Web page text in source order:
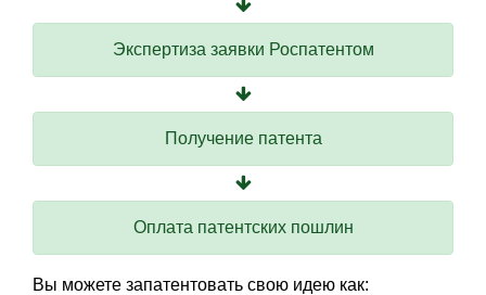
Экспертиза заявки Роспатентом
Получение патента
Оплата патентских пошлин
Вы можете запатентовать свою идею как: